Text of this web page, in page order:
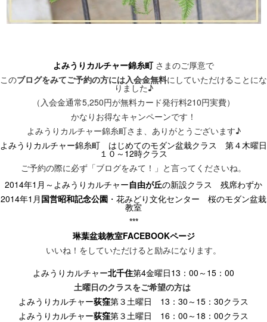
よみうりカルチャー錦糸町さまのご厚意で
このブログをみてご予約の方には入会金無料にしていただけることにな
りました♪
（入会金通常5,250円が無料カード発行料210円実費）
かなりお得なキャンペーンです！
よみうりカルチャー錦糸町さま、ありがとうございます♪
よみうりカルチャー錦糸町 はじめてのモダン盆栽クラス 第４木曜日
１０～12時クラス
ご予約の際に必ず「ブログをみて！」と言ってくださいね。
2014年1 月～よみうりカルチャー自由が丘の新設クラス 残席わずか
2014年1 月 国営昭和記念公園 ・花みどり文化センター 桜のモダン盆栽
教室
***
琳葉盆栽教室FACEBOOKページ
いいね！をしていただけると励みになります。
よみうりカルチャー北千住第4金曜日13 ：00 ～15 ：00
土曜日のクラスをご希望の方は
よみうりカルチャー荻窪第３土曜日 13 ：30 ～15 ：30クラス
よみうりカルチャー荻窪第３土曜日 16 ：00 ～18 ：00クラス